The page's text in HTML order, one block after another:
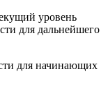
уровень
для дальнейшего
для начинающих